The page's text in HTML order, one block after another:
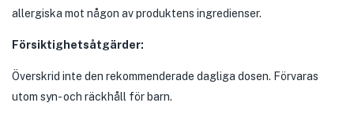
allergiska mot någon av produktens ingredienser.
Försiktighetsåtgärder:
Överskrid inte den rekommenderade dagliga dosen. Förvaras
utom syn- och räckhåll för barn.